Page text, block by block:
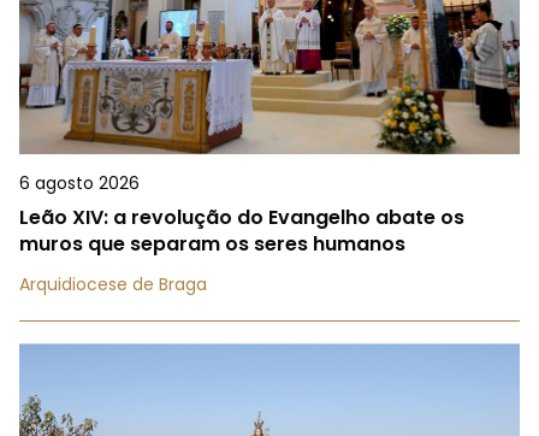
6 agosto 2026
Leão XIV: a revolução do Evangelho abate os
muros que separam os seres humanos
Arquidiocese de Braga